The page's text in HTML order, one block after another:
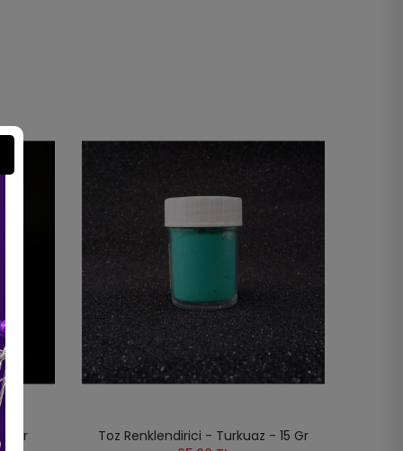
Gr
Toz Renklendirici - Turkuaz - 15 Gr